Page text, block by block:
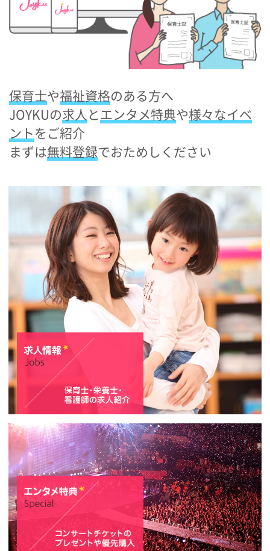
保育士や福祉資格のある方へ
JOYKUの求人とエンタメ特典や様々なイベ
ントをご紹介
まずは無料登録でおためしください